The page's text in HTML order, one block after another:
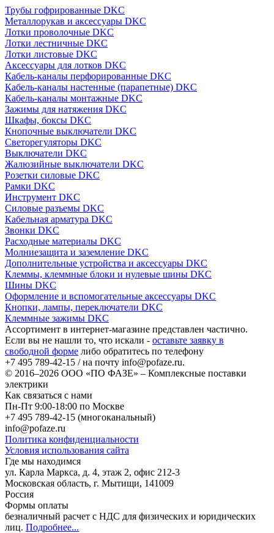
Трубы гофрированные DKC
Металлорукав и аксессуары DKC
Лотки проволочные DKC
Лотки лестничные DKC
Лотки листовые DKC
Аксессуары для лотков DKC
Кабель-каналы перфорированные DKC
Кабель-каналы настенные (парапетные) DKC
Кабель-каналы монтажные DKC
Зажимы для натяжения DKC
Шкафы, боксы DKC
Кнопочные выключатели DKC
Светорегуляторы DKC
Выключатели DKC
Жалюзийные выключатели DKC
Розетки силовые DKC
Рамки DKC
Инструмент DKC
Силовые разъемы DKC
Кабельная арматура DKC
Звонки DKC
Расходные материалы DKC
Молниезащита и заземление DKC
Дополнительные устройства и аксессуары DKC
Клеммы, клеммные блоки и нулевые шины DKC
Шины DKC
Оформление и вспомогательные аксессуары DKC
Кнопки, лампы, переключатели DKC
Клеммные зажимы DKC
Ассортимент в интернет-магазине представлен частично.
Если вы не нашли то, что искали - оставьте заявку в
свободной форме либо обратитесь по телефону
+7 495 789-42-15 / на почту info@pofaze.ru.
© 2016–2026 ООО «ПО ФАЗЕ» – Комплексные поставки
электрики
Как связаться с нами
Пн-Пт 9:00-18:00 по Москве
+7 495 789-42-15 (многоканальный)
info@pofaze.ru
Политика конфиденциальности
Условия использования сайта
Где мы находимся
ул. Карла Маркса, д. 4, этаж 2, офис 212-3
Московская область, г. Мытищи, 141009
Россия
Формы оплаты
безналичный расчет с НДС для физических и юридических
лиц. Подробнее...